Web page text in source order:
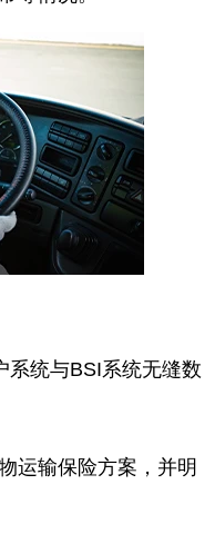
系统与BSI系统无缝数
运输保险方案，并明